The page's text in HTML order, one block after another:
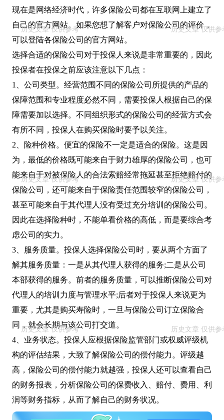
现在是网络经济时代，许多保险公司都在互联网上建立了
自己的官方网站。如果您想了解客户对保险公司的评价，
可以登陆各保险公司的官方网站。
选择合适的保险公司对于投保人来说是非常重要的，因此
投保者在投保之前应该注意以下几点：
1、公司类型。经营范围不同的保险公司所提供的产品的
保障范围和专业程度必然不同，需要投保人根据自己的保
障需要加以选择。不同组织形式的保险公司的经营方式会
有所不同，投保人在购买保险时要予以关注。
2、险种价格。便宜的保险不一定是适合的保险。这是因
为，最低的价格既可能来自于财力雄厚的保险公司，也可
能来自于对被保险人的合法索赔经常拖延甚至拒绝赔付的
保险公司，还可能来自于保险责任范围较窄的保险公司，
甚至可能来自于其代理人没有受过充分培训的保险公司。
因此在选择险种时，不能单看价格的高低，而是要综合考
虑公司的实力。
3、服务质量。投保人选择保险公司时，要从两个方面了
解其服务质量：一是从其代理人获得的服务;二是从公司
本部获得的服务。前者的服务质量，可以推断保险公司对
代理人的培训力度与管理水平;后者对于投保人来说更为
重要，尤其是购买寿险时，一旦与保险公司订立保险合
同，就会长期与该公司打交道。
4、业务状态。投保人应根据保险监管部门或权威评级机
构的评估结果，大致了解保险公司的偿付能力。评级越
高，保险公司的偿付能力就越强，投保人还可以查看自己
的财务报表，分析保险公司的保费收入、赔付、费用、利
润等财务指标，从而了解自己的财务状况。